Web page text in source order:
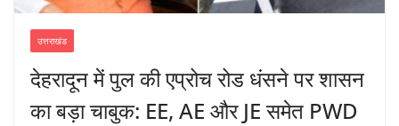
उत्तराखंड
देहरादून में पुल की एप्रोच रोड धंसने पर शासन
का बड़ा चाबुक: EE, AE और JE समेत PWD